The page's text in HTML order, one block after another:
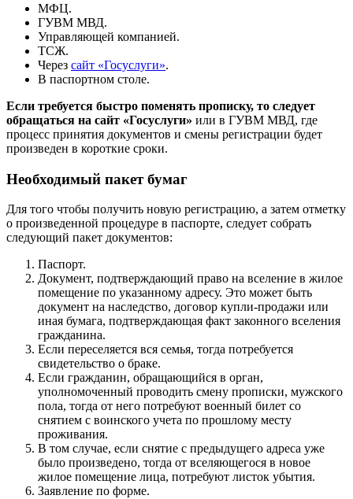
МФЦ.
ГУВМ МВД.
Управляющей компанией.
ТСЖ.
Через сайт «Госуслуги».
В паспортном столе.
Если требуется быстро поменять прописку, то следует
обращаться на сайт «Госуслуги» или в ГУВМ МВД, где
процесс принятия документов и смены регистрации будет
произведен в короткие сроки.
Необходимый пакет бумаг
Для того чтобы получить новую регистрацию, а затем отметку
о произведенной процедуре в паспорте, следует собрать
следующий пакет документов:
Паспорт.
Документ, подтверждающий право на вселение в жилое
помещение по указанному адресу. Это может быть
документ на наследство, договор купли-продажи или
иная бумага, подтверждающая факт законного вселения
гражданина.
Если переселяется вся семья, тогда потребуется
свидетельство о браке.
Если гражданин, обращающийся в орган,
уполномоченный проводить смену прописки, мужского
пола, тогда от него потребуют военный билет со
снятием с воинского учета по прошлому месту
проживания.
В том случае, если снятие с предыдущего адреса уже
было произведено, тогда от вселяющегося в новое
жилое помещение лица, потребуют листок убытия.
Заявление по форме.